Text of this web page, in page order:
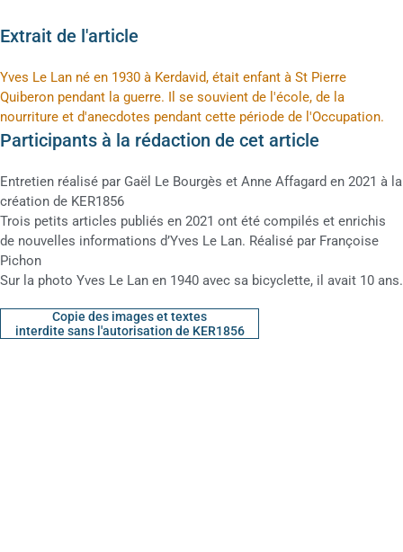
Extrait de l'article
Yves Le Lan né en 1930 à Kerdavid, était enfant à St Pierre
Quiberon pendant la guerre. Il se souvient de l'école, de la
nourriture et d'anecdotes pendant cette période de l'Occupation.
Participants à la rédaction de cet article
Entretien réalisé par Gaël Le Bourgès et Anne Affagard en 2021 à la
création de KER1856
Trois petits articles publiés en 2021 ont été compilés et enrichis
de nouvelles informations d’Yves Le Lan. Réalisé par Françoise
Pichon
Sur la photo Yves Le Lan en 1940 avec sa bicyclette, il avait 10 ans.
Copie des images et textes
interdite sans l'autorisation de KER1856